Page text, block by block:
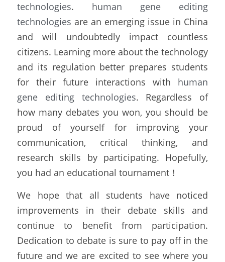
technologies. human gene editing
technologies are an emerging issue in China
and will undoubtedly impact countless
citizens. Learning more about the technology
and its regulation better prepares students
for their future interactions with human
gene editing technologies. Regardless of
how many debates you won, you should be
proud of yourself for improving your
communication, critical thinking, and
research skills by participating. Hopefully,
you had an educational tournament！
We hope that all students have noticed
improvements in their debate skills and
continue to benefit from participation.
Dedication to debate is sure to pay off in the
future and we are excited to see where you